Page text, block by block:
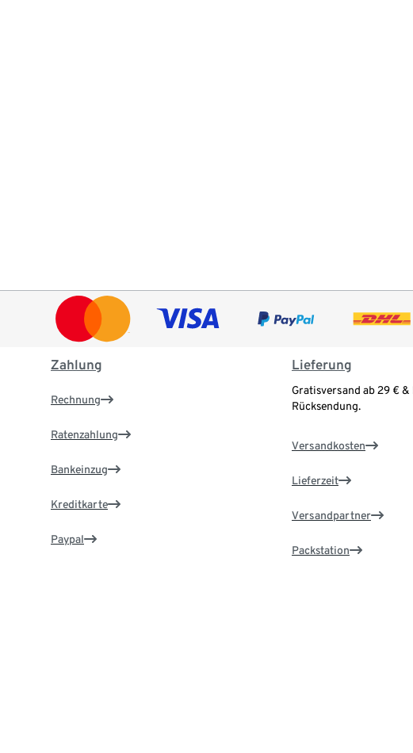
Zahlung
Rechnung
Ratenzahlung
Bankeinzug
Kreditkarte
Paypal
Lieferung
Gratisversand ab 29 € &
Rücksendung.
Versandkosten
Lieferzeit
Versandpartner
Packstation